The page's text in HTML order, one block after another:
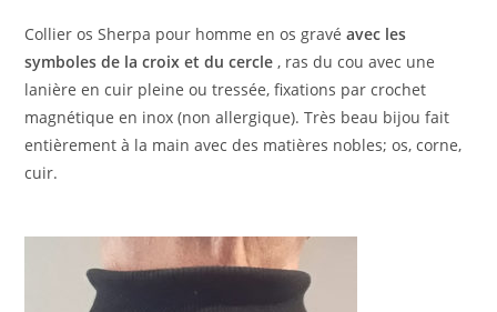
Collier os Sherpa pour homme en os gravéavec les
symboles de la croix et du cercle , ras du cou avec une
lanière en cuir pleine ou tressée, fixations par crochet
magnétique en inox (non allergique). Très beau bijou fait
entièrement à la main avec des matières nobles; os, corne,
cuir.